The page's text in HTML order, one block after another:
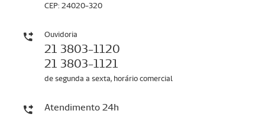
CEP: 24020-320
Ouvidoria
21 3803-1120
21 3803-1121
de segunda a sexta, horário comercial
Atendimento 24h